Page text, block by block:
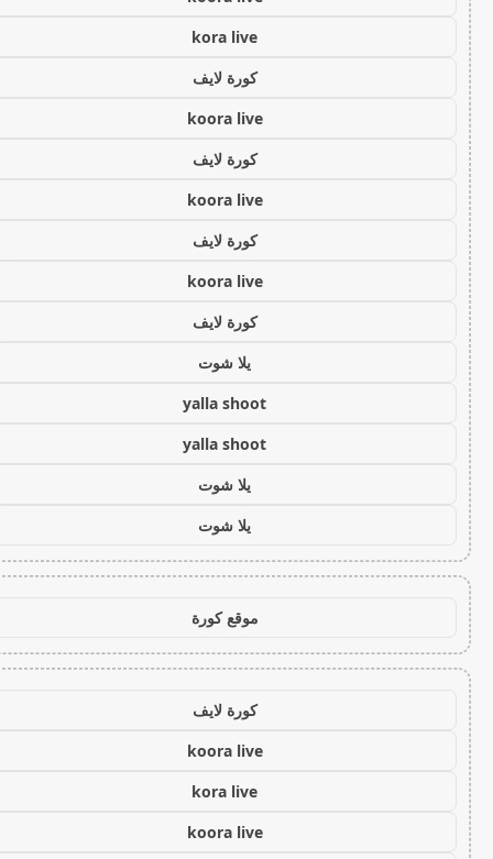
kora live
كورة لايف
koora live
كورة لايف
koora live
كورة لايف
koora live
كورة لايف
يلا شوت
yalla shoot
yalla shoot
يلا شوت
يلا شوت
موقع كورة
كورة لايف
koora live
kora live
koora live